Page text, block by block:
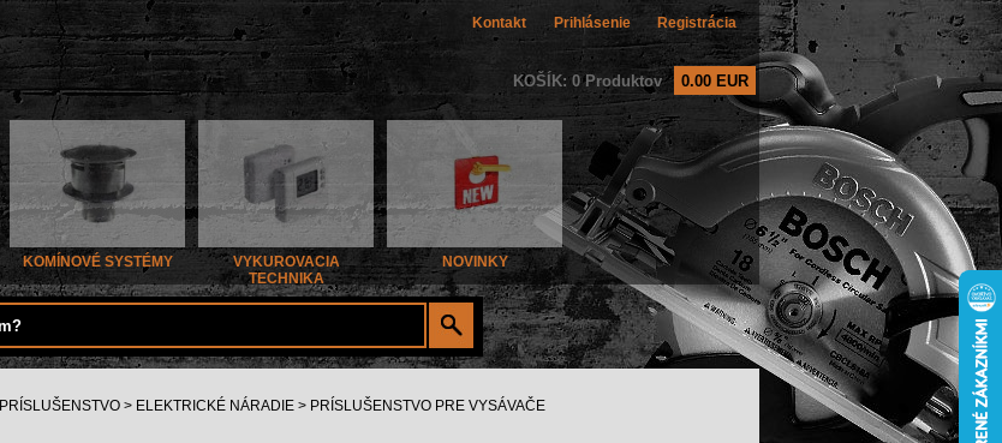
Kontakt Prihlásenie Registrácia
KOŠÍK: 0 Produktov 0.00 EUR
KOMÍNOVÉ SYSTÉMY
VYKUROVACIA
TECHNIKA
NOVINKY
PRÍSLUŠENSTVO > ELEKTRICKÉ NÁRADIE > PRÍSLUŠENSTVO PRE VYSÁVAČE